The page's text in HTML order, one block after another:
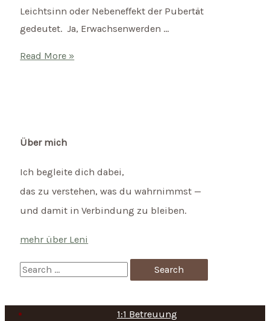
Leichtsinn oder Nebeneffekt der Pubertät
gedeutet. Ja, Erwachsenwerden …
Spirituelle
unserer
Read More »
Über mich
Ich begleite dich dabei,
das zu verstehen, was du wahrnimmst —
und damit in Verbindung zu bleiben.
mehr über Leni
S
a
1:1 Betreuung